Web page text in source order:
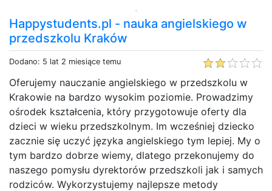
Happystudents.pl - nauka angielskiego w
przedszkolu Kraków
Dodano: 5 lat 2 miesiące temu
Oferujemy nauczanie angielskiego w przedszkolu w
Krakowie na bardzo wysokim poziomie. Prowadzimy
ośrodek kształcenia, który przygotowuje oferty dla
dzieci w wieku przedszkolnym. Im wcześniej dziecko
zacznie się uczyć języka angielskiego tym lepiej. My o
tym bardzo dobrze wiemy, dlatego przekonujemy do
naszego pomysłu dyrektorów przedszkoli jak i samych
rodziców. Wykorzystujemy najlepsze metody